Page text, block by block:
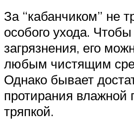
За “кабанчиком” не
особого ухода.
загрязнения, его
любым чистящим
Однако бывает
протирания влажной
тряпкой.